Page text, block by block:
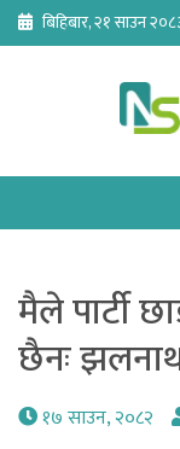
Skip
content
बिहिबार, २१ साउन
मैले पार्टी
छैनः
१७ साउन, २०८२